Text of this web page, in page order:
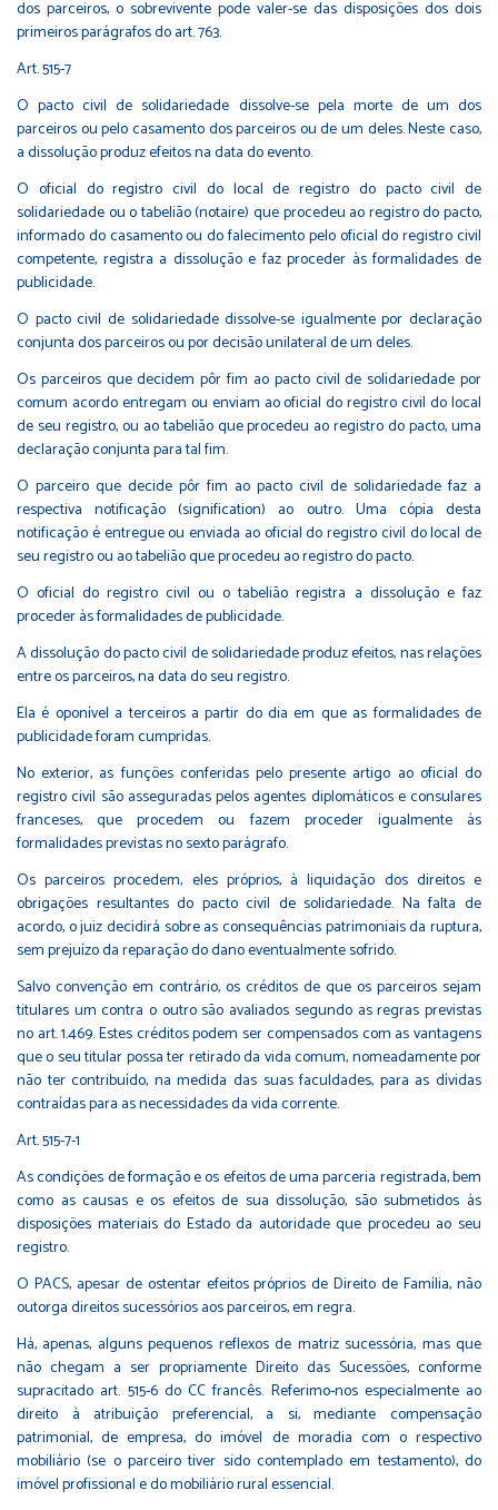
dos parceiros, o sobrevivente pode valer-se das disposições dos dois
primeiros parágrafos do art. 763.
Art. 515-7
O pacto civil de solidariedade dissolve-se pela morte de um dos
parceiros ou pelo casamento dos parceiros ou de um deles. Neste caso,
a dissolução produz efeitos na data do evento.
O oficial do registro civil do local de registro do pacto civil de
solidariedade ou o tabelião (notaire) que procedeu ao registro do pacto,
informado do casamento ou do falecimento pelo oficial do registro civil
competente, registra a dissolução e faz proceder às formalidades de
publicidade.
O pacto civil de solidariedade dissolve-se igualmente por declaração
conjunta dos parceiros ou por decisão unilateral de um deles.
Os parceiros que decidem pôr fim ao pacto civil de solidariedade por
comum acordo entregam ou enviam ao oficial do registro civil do local
de seu registro, ou ao tabelião que procedeu ao registro do pacto, uma
declaração conjunta para tal fim.
O parceiro que decide pôr fim ao pacto civil de solidariedade faz a
respectiva notificação (signification) ao outro. Uma cópia desta
notificação é entregue ou enviada ao oficial do registro civil do local de
seu registro ou ao tabelião que procedeu ao registro do pacto.
O oficial do registro civil ou o tabelião registra a dissolução e faz
proceder às formalidades de publicidade.
A dissolução do pacto civil de solidariedade produz efeitos, nas relações
entre os parceiros, na data do seu registro.
Ela é oponível a terceiros a partir do dia em que as formalidades de
publicidade foram cumpridas.
No exterior, as funções conferidas pelo presente artigo ao oficial do
registro civil são asseguradas pelos agentes diplomáticos e consulares
franceses, que procedem ou fazem proceder igualmente às
formalidades previstas no sexto parágrafo.
Os parceiros procedem, eles próprios, à liquidação dos direitos e
obrigações resultantes do pacto civil de solidariedade. Na falta de
acordo, o juiz decidirá sobre as consequências patrimoniais da ruptura,
sem prejuízo da reparação do dano eventualmente sofrido.
Salvo convenção em contrário, os créditos de que os parceiros sejam
titulares um contra o outro são avaliados segundo as regras previstas
no art. 1.469. Estes créditos podem ser compensados com as vantagens
que o seu titular possa ter retirado da vida comum, nomeadamente por
não ter contribuído, na medida das suas faculdades, para as dívidas
contraídas para as necessidades da vida corrente.
Art. 515-7-1
As condições de formação e os efeitos de uma parceria registrada, bem
como as causas e os efeitos de sua dissolução, são submetidos às
disposições materiais do Estado da autoridade que procedeu ao seu
registro.
O PACS, apesar de ostentar efeitos próprios de Direito de Família, não
outorga direitos sucessórios aos parceiros, em regra.
Há, apenas, alguns pequenos reflexos de matriz sucessória, mas que
não chegam a ser propriamente Direito das Sucessões, conforme
supracitado art. 515-6 do CC francês. Referimo-nos especialmente ao
direito à atribuição preferencial, a si, mediante compensação
patrimonial, de empresa, do imóvel de moradia com o respectivo
mobiliário (se o parceiro tiver sido contemplado em testamento), do
imóvel profissional e do mobiliário rural essencial.